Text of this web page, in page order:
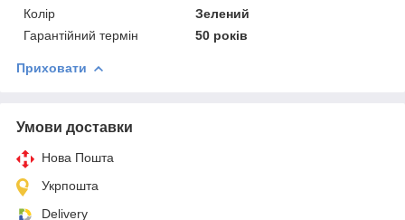
Колір
Зелений
Гарантійний термін
50 років
Приховати
Умови доставки
Нова Пошта
Укрпошта
Delivery